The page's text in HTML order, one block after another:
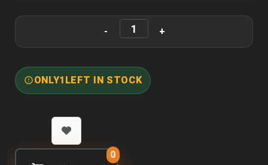
ONLY1 LEFT IN STOCK
0